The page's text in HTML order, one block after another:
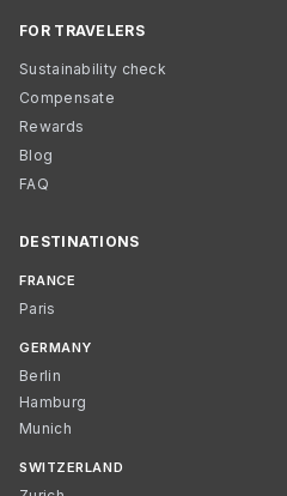
FOR TRAVELERS
Sustainability check
Compensate
Rewards
Blog
FAQ
DESTINATIONS
FRANCE
Paris
GERMANY
Berlin
Hamburg
Munich
SWITZERLAND